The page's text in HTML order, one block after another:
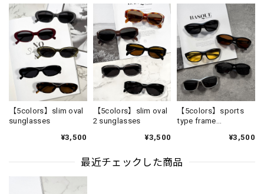
【5colors】slim oval
sunglasses
¥3,500
【5colors】slim oval
2 sunglasses
¥3,500
【5colors】sports
type frame
¥3,500
最近チェックした商品